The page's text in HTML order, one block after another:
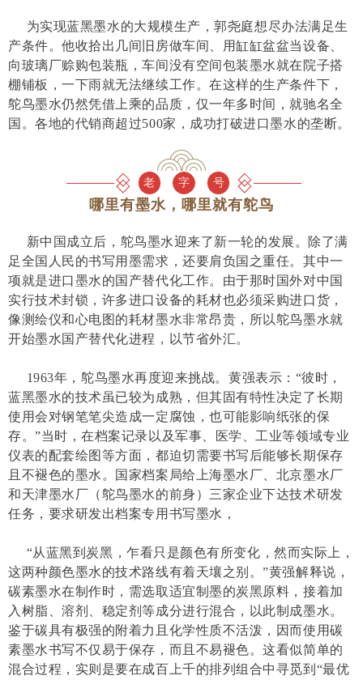
为实现蓝黑墨水的大规模生产，郭尧庭想尽办法满足生
产条件。他收拾出几间旧房做车间、用缸缸盆盆当设备、
向玻璃厂赊购包装瓶，车间没有空间包装墨水就在院子搭
棚铺板，一下雨就无法继续工作。在这样的生产条件下，
鸵鸟墨水仍然凭借上乘的品质，仅一年多时间，就驰名全
国。各地的代销商超过500家，成功打破进口墨水的垄断。
老 字 号
哪里有墨水，哪里就有鸵鸟
新中国成立后，鸵鸟墨水迎来了新一轮的发展。除了满
足全国人民的书写用墨需求，还要肩负国之重任。其中一
项就是进口墨水的国产替代化工作。由于那时国外对中国
实行技术封锁，许多进口设备的耗材也必须采购进口货，
像测绘仪和心电图的耗材墨水非常昂贵，所以鸵鸟墨水就
开始墨水国产替代化进程，以节省外汇。
1963年，鸵鸟墨水再度迎来挑战。黄强表示：“彼时，
蓝黑墨水的技术虽已较为成熟，但其固有特性决定了长期
使用会对钢笔笔尖造成一定腐蚀，也可能影响纸张的保
存。”当时，在档案记录以及军事、医学、工业等领域专业
仪表的配套绘图等方面，都迫切需要书写后能够长期保存
且不褪色的墨水。国家档案局给上海墨水厂、北京墨水厂
和天津墨水厂（鸵鸟墨水的前身）三家企业下达技术研发
任务，要求研发出档案专用书写墨水，
“从蓝黑到炭黑，乍看只是颜色有所变化，然而实际上，
这两种颜色墨水的技术路线有着天壤之别。”黄强解释说，
碳素墨水在制作时，需选取适宜制墨的炭黑原料，接着加
入树脂、溶剂、稳定剂等成分进行混合，以此制成墨水。
鉴于碳具有极强的附着力且化学性质不活泼，因而使用碳
素墨水书写不仅易于保存，而且不易褪色。这看似简单的
混合过程，实则是要在成百上千的排列组合中寻觅到“最优